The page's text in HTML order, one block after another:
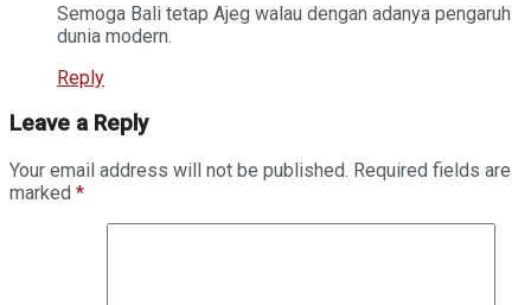
Semoga Bali tetap Ajeg walau dengan adanya pengaruh
dunia modern.
Reply
Leave a Reply
Your email address will not be published. Required fields are
marked *